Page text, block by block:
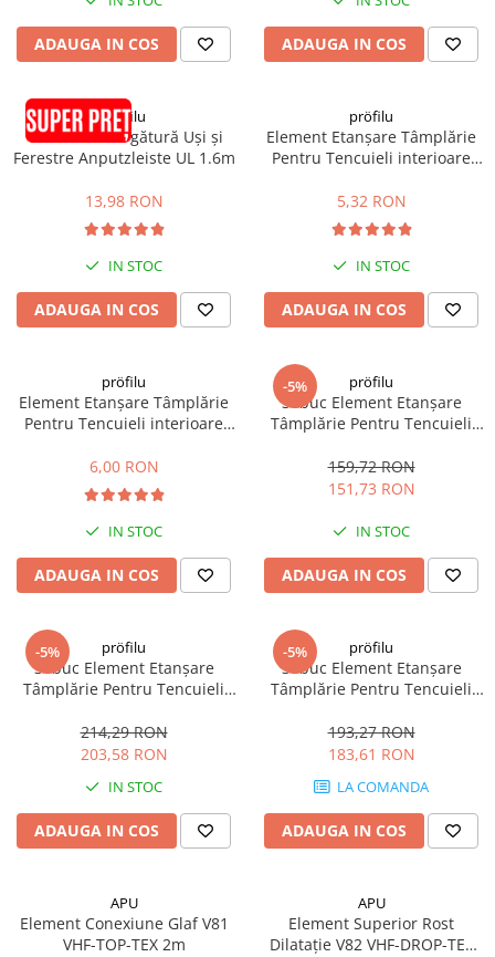
ADAUGA IN COS ADAUGA IN COS
pröfilu
Element de Legătură Uși și
Ferestre Anputzleiste UL 1.6m
13,98 RON
IN STOC
ADAUGA IN COS
pröfilu
Element Etanșare Tâmplărie
Pentru Tencuieli interioare
1.4m
5,32 RON
IN STOC
ADAUGA IN COS
pröfilu
Element Etanșare Tâmplărie
Pentru Tencuieli interioare
1.6m
6,00 RON
IN STOC
ADAUGA IN COS
-5% pröfilu
30buc Element Etanșare
Tâmplărie Pentru Tencuieli
6mm 1.4m
159,72 RON
151,73 RON
IN STOC
ADAUGA IN COS
-5% pröfilu
30buc Element Etanșare
Tâmplărie Pentru Tencuieli
6mm 1.6m
214,29 RON
203,58 RON
IN STOC
ADAUGA IN COS
-5% pröfilu
30buc Element Etanșare
Tâmplărie Pentru Tencuieli
9mm 1.4m
193,27 RON
183,61 RON
LA COMANDA
ADAUGA IN COS
APU
Element Conexiune Glaf V81
VHF-TOP-TEX 2m
APU
Element Superior Rost
Dilatație V82 VHF-DROP-TEX